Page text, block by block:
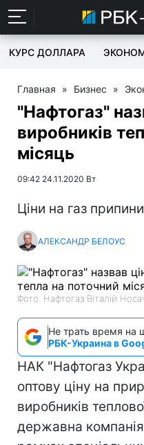
КУРС ДОЛЛАРА
Главная » Бизнес »
"Нафтогаз"
виробників
місяць
09:42 24.11.2020 Вт
Ціни на газ
АЛЕКСАНДР БЕЛОУС
Фото: Нафтогаз Віталій
Не трать время на
РБК-Украина в
НАК "Нафтогаз
оптову ціну на
виробників
державна